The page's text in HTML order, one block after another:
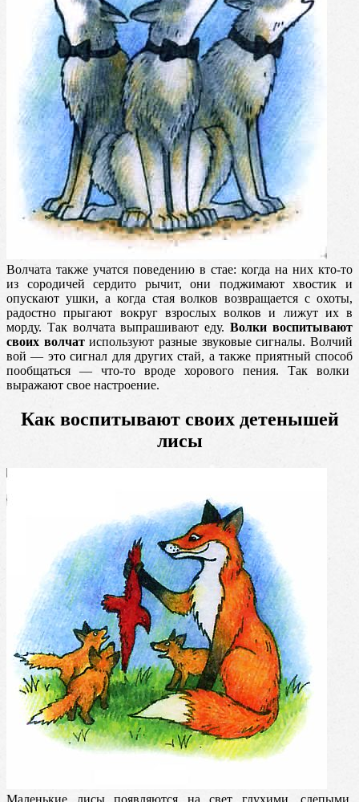
Волчата также учатся поведению в стае: когда на них кто-то
из сородичей сердито рычит, они поджимают хвостик и
опускают ушки, а когда стая волков возвращается с охоты,
радостно прыгают вокруг взрослых волков и лижут их в
морду. Так волчата выпрашивают еду.Волки воспитывают
своих волчатиспользуют разные звуковые сигналы. Волчий
вой — это сигнал для других стай, а также приятный способ
пообщаться — что-то вроде хорового пения. Так волки
выражают свое настроение.
Как воспитывают своих детенышей
лисы
Маленькие лисы появляются на свет глухими, слепыми,